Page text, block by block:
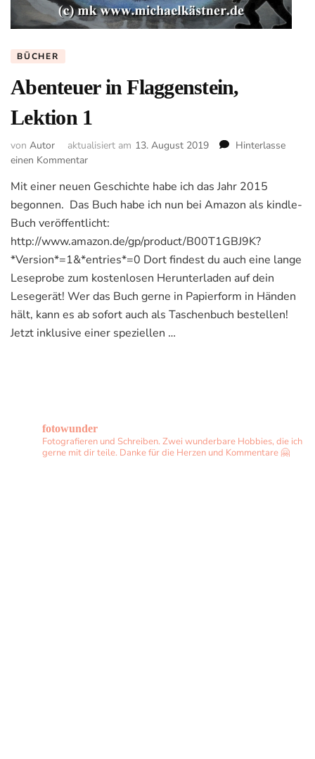
BÜCHER
Abenteuer in Flaggenstein,
Lektion 1
von Autor aktualisiert am 13. August 2019
Hinterlasse
einen Kommentarzu
in
Flaggenstein,
Lektion
Mit einer neuen Geschichte habe ich das Jahr 2015
begonnen. Das Buch habe ich nun bei Amazon als kindle-
Buch veröffentlicht:
http://www.amazon.de/gp/product/B00T1GBJ9K?
*Version*=1&*entries*=0 Dort findest du auch eine lange
Leseprobe zum kostenlosen Herunterladen auf dein
Lesegerät! Wer das Buch gerne in Papierform in Händen
hält, kann es ab sofort auch als Taschenbuch bestellen!
Jetzt inklusive einer speziellen …
fotowunder
Fotografieren und Schreiben. Zwei wunderbare Hobbies, die ich
gerne mit dir teile. Danke für die Herzen und Kommentare 🤗